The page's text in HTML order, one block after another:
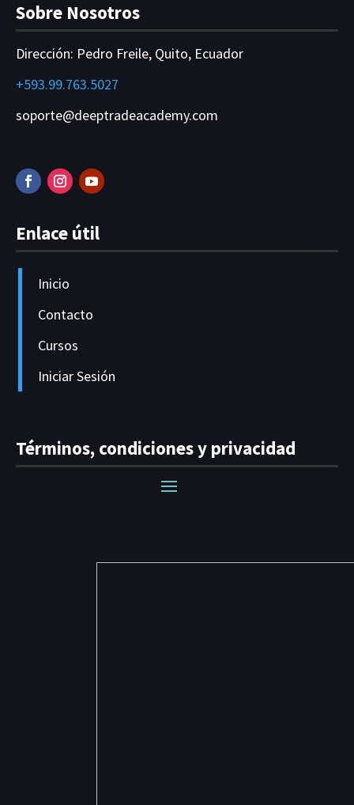
Sobre Nosotros
Dirección: Pedro Freile, Quito, Ecuador
+593.99.763.5027
soporte@deeptradeacademy.com
Enlace útil
Inicio
Contacto
Cursos
Iniciar Sesión
Términos, condiciones y privacidad